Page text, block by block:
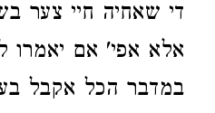
די שאחיה חיי צער
אלא אפי' אם יאמרו
במדבר הכל אקבל